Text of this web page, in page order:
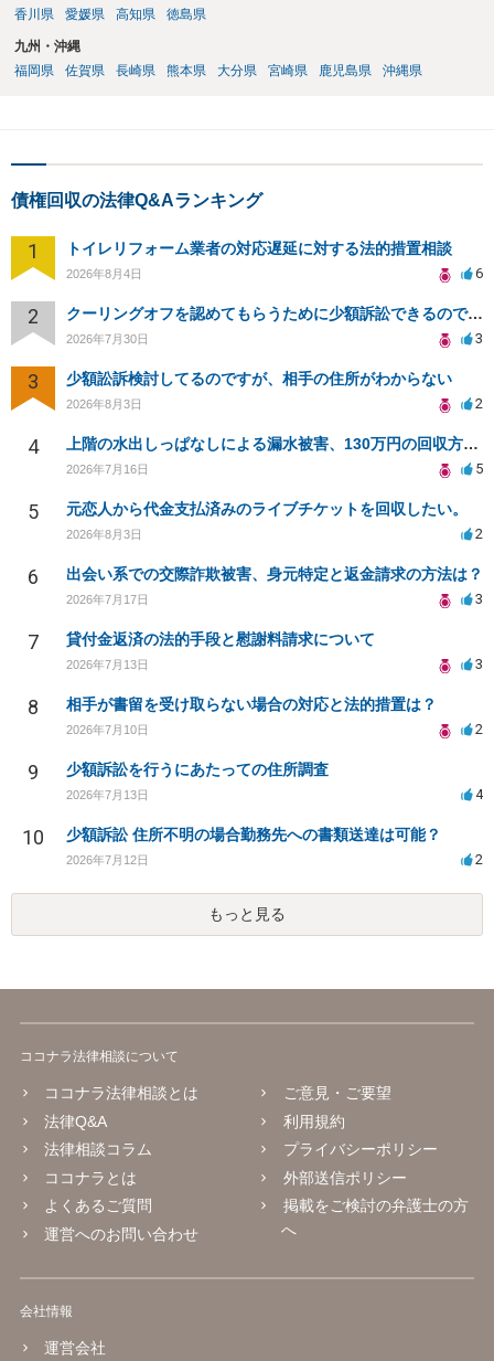
香川県
愛媛県 高知県 徳島県
九州・沖縄
福岡県
佐賀県 長崎県 熊本県 大分県 宮崎県 鹿児島県 沖縄県
債権回収の法律Q&Aランキング
1 トイレリフォーム業者の対応遅延に対する法的措置相談
2026年8月4日 6
2 クーリングオフを認めてもらうために少額訴訟できるのでしょうか。
2026年7月30日 3
3 少額訟訴検討してるのですが、相手の住所がわからない
2026年8月3日 2
4 上階の水出しっぱなしによる漏水被害、130万円の回収方法を相談したい
2026年7月16日 5
5 元恋人から代金支払済みのライブチケットを回収したい。
2026年8月3日 2
6 出会い系での交際詐欺被害、身元特定と返金請求の方法は？
2026年7月17日 3
7 貸付金返済の法的手段と慰謝料請求について
2026年7月13日 3
8 相手が書留を受け取らない場合の対応と法的措置は？
2026年7月10日 2
9 少額訴訟を行うにあたっての住所調査
2026年7月13日 4
10 少額訴訟 住所不明の場合勤務先への書類送達は可能？
2026年7月12日 2
もっと見る
ココナラ法律相談について
ココナラ法律相談とは
法律Q&A
法律相談コラム
ココナラとは
よくあるご質問
運営へのお問い合わせ
ご意見・ご要望
利用規約
プライバシーポリシー
外部送信ポリシー
掲載をご検討の弁護士の方
へ
会社情報
運営会社